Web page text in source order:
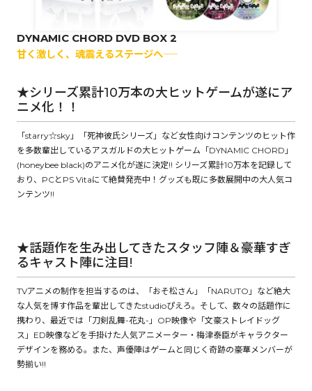
お問い合わせはこちら
オーバーラップノベルス
コミッククリエ
DYNAMIC CHORD DVD BOX 2
甘く激しく、魂震えるステージへ―――
★シリーズ累計10万本の大ヒットゲームが遂にア
ニメ化！！
「starry☆sky」「死神彼氏シリーズ」など女性向けコンテンツのヒット作
を多数輩出しているアスガルドの大ヒットゲーム「DYNAMIC CHORD」
(honeybee black)のアニメ化が遂に決定!! シリーズ累計10万本を記録して
おり、PCとPS Vitaにて絶賛発売中！グッズも既に多数展開中の大人気コ
ンテンツ!!
★話題作を生み出してきたスタッフ陣＆豪華すぎ
るキャスト陣に注目!
TVアニメの制作を担当するのは、「おそ松さん」「NARUTO」など絶大
な人気を博す作品を輩出してきたstudioぴえろ。そして、数々の話題作に
携わり、最近では「刀剣乱舞-花丸-」OP映像や「文豪ストレイドッグ
ス」ED映像などを手掛けた人気アニメーター・梅津泰臣がキャラクター
デザインを務める。また、声優陣はゲームと同じく奇跡の豪華メンバーが
勢揃い!!